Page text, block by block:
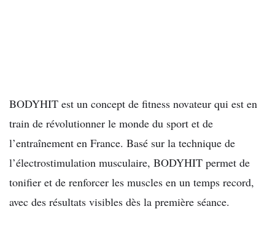
BODYHIT est un concept de fitness novateur qui est en
train de révolutionner le monde du sport et de
l’entraînement en France. Basé sur la technique de
l’électrostimulation musculaire, BODYHIT permet de
tonifier et de renforcer les muscles en un temps record,
avec des résultats visibles dès la première séance.